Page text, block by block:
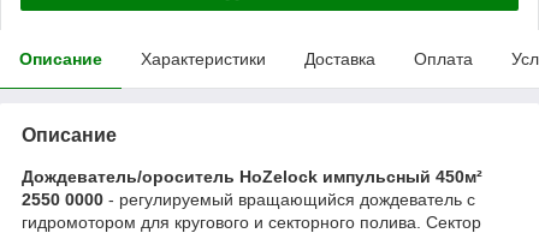
Описание Характеристики Доставка Оплата
Описание
Дождеватель/ороситель HoZelock импульсный 450м²
2550 0000 - регулируемый вращающийся дождеватель с
гидромотором для кругового и секторного полива. Сектор